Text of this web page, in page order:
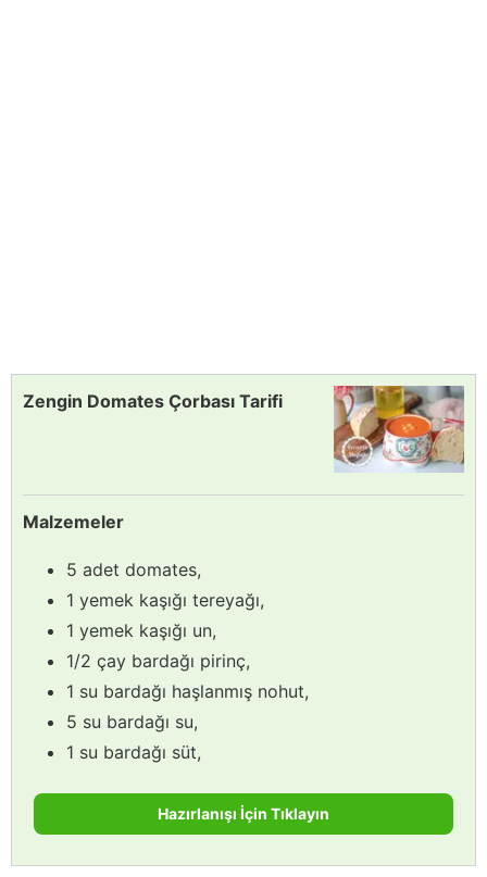
Zengin Domates Çorbası Tarifi
Malzemeler
5 adet domates,
1 yemek kaşığı tereyağı,
1 yemek kaşığı un,
1/2 çay bardağı pirinç,
1 su bardağı haşlanmış nohut,
5 su bardağı su,
1 su bardağı süt,
Hazırlanışı İçin Tıklayın